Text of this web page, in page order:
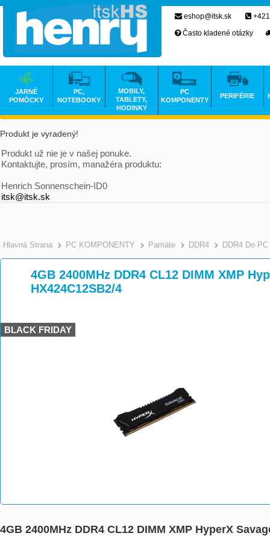
Produkt je vyradený!
Produkt už nie je v našej ponuke.
Kontaktujte, prosím, manažéra produktu:
Henrich Sonnenschein-ID0
itsk@itsk.sk
Hlavná Strana >
PC KOMPONENTY >
Pamäte >
DDR4 DDR4 Do PC
4GB 2400MHz DDR4 CL12 DIMM XMP
HX424C12SB2/4
BLACK FRIDAY
4GB 2400MHz DDR4 CL12 DIMM XMP HyperX
eshop@itsk.sk
Často kladené otázky
JARNÉ
POMÔCKY
PC,
NOTEBOOKY
MOBILY,
TABLETY,
HODINKY
PC
KOMPONENTY
PERIFÉRIE